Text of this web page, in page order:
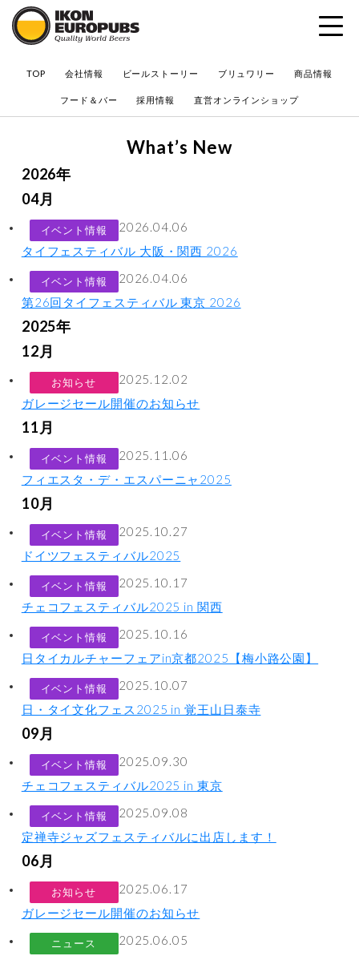
TOP 会社情報 ビールストーリー ブリュワリー 商品情報
フード＆バー 採用情報 直営オンラインショップ
What’s New
2026年
04月
2026.04.06
イベント情報
タイフェスティバル 大阪・関西 2026
2026.04.06
イベント情報
第26回タイフェスティバル 東京 2026
2025年
12月
2025.12.02
お知らせ
ガレージセール開催のお知らせ
11月
2025.11.06
イベント情報
フィエスタ・デ・エスパーニャ2025
10月
2025.10.27
イベント情報
ドイツフェスティバル2025
2025.10.17
イベント情報
チェコフェスティバル2025 in 関西
2025.10.16
イベント情報
日タイカルチャーフェアin京都2025【梅小路公園】
2025.10.07
イベント情報
日・タイ文化フェス2025 in 覚王山日泰寺
09月
2025.09.30
イベント情報
チェコフェスティバル2025 in 東京
2025.09.08
イベント情報
定禅寺ジャズフェスティバルに出店します！
06月
2025.06.17
お知らせ
ガレージセール開催のお知らせ
2025.06.05
ニュース